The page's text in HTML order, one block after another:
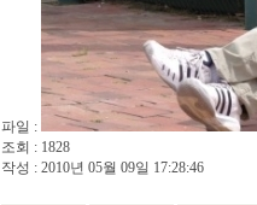
파일 :
조회 : 1828
작성 : 2010년 05월 09일 17:28:46